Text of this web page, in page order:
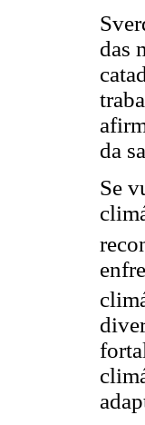
das
da
Se